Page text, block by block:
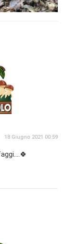
18 Giugno 2021 00:59